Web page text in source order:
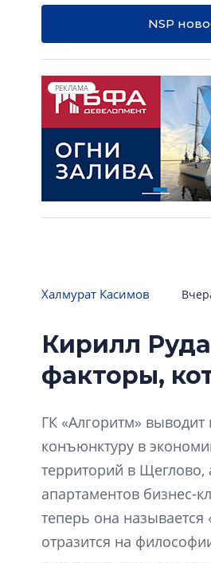
NSP
РЕКЛАМА
Халмурат Касимов
Кирилл
факторы,
ГК «Алгоритм»
конъюнктуру в
территорий в Щеглово,
апартаментов бизнес-
теперь она
отразится на